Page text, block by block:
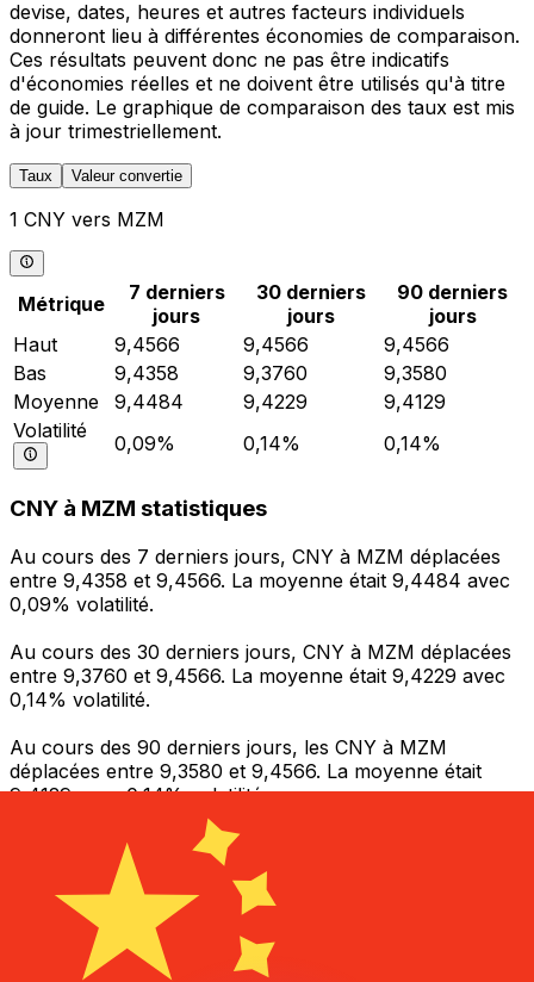
devise, dates, heures et autres facteurs individuels
donneront lieu à différentes économies de comparaison.
Ces résultats peuvent donc ne pas être indicatifs
d'économies réelles et ne doivent être utilisés qu'à titre
de guide. Le graphique de comparaison des taux est mis
à jour trimestriellement.
Taux Valeur convertie
1 CNY vers MZM
Métrique
7 derniers
jours
30 derniers
jours
90 derniers
jours
Haut
9,4566 9,4566
9,4566
Bas
9,4358 9,3760
9,3580
Moyenne
9,4484 9,4229
9,4129
Volatilité
0,09% 0,14% 0,14%
CNY à MZM statistiques
Au cours des 7 derniers jours, CNY à MZM déplacées
entre 9,4358 et 9,4566. La moyenne était 9,4484 avec
0,09% volatilité.
Au cours des 30 derniers jours, CNY à MZM déplacées
entre 9,3760 et 9,4566. La moyenne était 9,4229 avec
0,14% volatilité.
Au cours des 90 derniers jours, les CNY à MZM
déplacées entre 9,3580 et 9,4566. La moyenne était
9,4129 avec 0,14% volatilité.
Envoyer de l’argent
Gérez votre argent et vos devises lorsque vous
êtes en déplacement
L'application Xe réunit toutes les fonctionnalités